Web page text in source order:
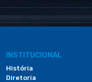
INSTITUCIONAL
História
Diretoria